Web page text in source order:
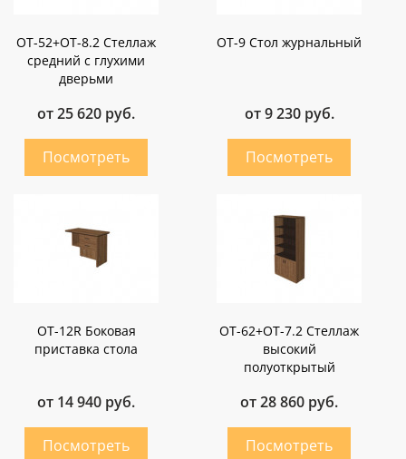
OT-52+ОТ-8.2 Стеллаж
средний с глухими
дверьми
от 25 620 руб.
OT-9 Стол журнальный
от 9 230 руб.
OT-12R Боковая
приставка стола
от 14 940 руб.
OT-62+ОТ-7.2 Стеллаж
высокий
полуоткрытый
от 28 860 руб.